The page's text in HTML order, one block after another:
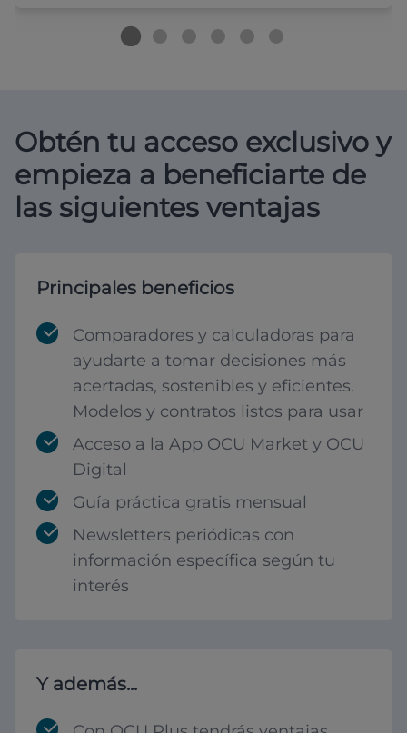
Obtén tu acceso exclusivo y
empieza a beneficiarte de
las siguientes ventajas
Principales beneficios
Comparadores y calculadoras para
ayudarte a tomar decisiones más
acertadas, sostenibles y eficientes.
Modelos y contratos listos para usar
Acceso a la App OCU Market y OCU
Digital
Guía práctica gratis mensual
Newsletters periódicas con
información específica según tu
interés
Y además...